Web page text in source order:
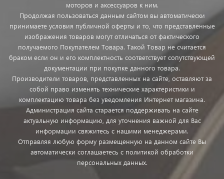
моторов и аксессуаров к ним.
Продолжая пользоваться данным сайтом вы автоматически
принимаете условия публичной оферты и то, что представленные
изображения товаров могут отличаться от фактического
получаемого Покупателем Товара. Такой Товар не считается
браком если он и его комплектность соответствует сопутствующей
документации при покупке данного товара.
Производители товаров, представленных на сайте, оставляют за
собой право изменять технические характеристики и
комплектацию товара без уведомления Интернет магазина.
Администрация сайта старается поддерживать на сайте
актуальную информацию, для уточнения важной для Вас
информации свяжитесь с нашими менеджерами.
Отправляя любую форму размещенную на данном сайте Вы
автоматически соглашаетесь с политикой обработки
персональных данных.